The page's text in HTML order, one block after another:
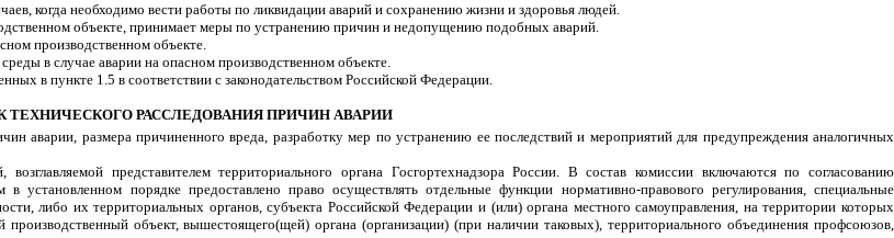
когда необходимо вести работы по ликвидации аварий и сохранению жизни и здоровья людей.
объекте, принимает меры по устранению причин и недопущению подобных аварий.
производственном объекте.
в случае аварии на опасном производственном объекте.
в пункте 1.5 в соответствии с законодательством Российской Федерации.
ТЕХНИЧЕСКОГО РАССЛЕДОВАНИЯ ПРИЧИН АВАРИИ
аварии, размера причиненного вреда, разработку мер по устранению ее последствий и мероприятий для предупреждения аналогичных
представителем территориального органа Госгортехнадзора России. В состав комиссии включаются по согласованию
установленном порядке предоставлено право осуществлять отдельные функции нормативно-правового регулирования, специальные
либо их территориальных органов, субъекта Российской Федерации и (или) органа местного самоуправления, на территории которых
объект, вышестоящего(щей) органа (организации) (при наличии таковых), территориального объединения профсоюзов,